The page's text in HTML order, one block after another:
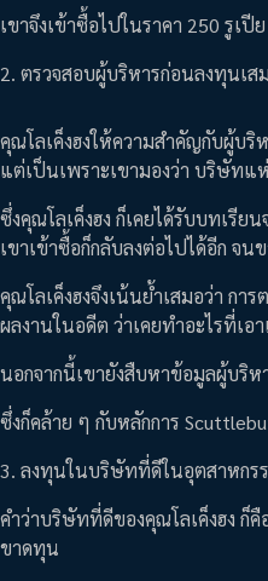
เขาจึงเข้าซื้อไปในราคา 250 รูเ
2. ตรวจสอบผู้บริหารก่อนลงทุนเส
คุณโลเค็งฮงให้ความสำคัญกับผู้บริ
แต่เป็นเพราะเขามองว่า บริษัท
ซึ่งคุณโลเค็งฮง ก็เคยได้รับบทเรี
เขาเข้าซื้อก็กลับลงต่อไปได้อีก จ
คุณโลเค็งฮงจึงเน้นย้ำเสมอว่า กา
ผลงานในอดีต ว่าเคยทำอะไรที่เ
นอกจากนี้เขายังสืบหาข้อมูลผู้บริ
ซึ่งก็คล้าย ๆ กับหลักการ
3. ลงทุนในบริษัทที่ดีในอุตสาหกร
คำว่าบริษัทที่ดีของคุณโลเค็งฮง ก็
ขาดทุน